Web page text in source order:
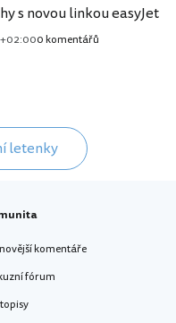
s novou linkou easyJet
0 komentářů
letenky
komentáře
fórum